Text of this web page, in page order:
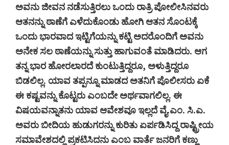
ಅವನು ಜೀವನ ನಡೆಸುತ್ತಿರಲು ಒಂದು ರಾತ್ರಿ ಪೋಲೀಸಿನವರು
ಆತನನ್ನು ಠಾಣೆಗೆ ಎಳೆದುಕೊಂಡು ಹೋಗಿ ಆತನ ಸೊಂಟಕ್ಕೆ
ಒಂದು ಭಾರವಾದ ಇಟ್ಟಿಗೆಯನ್ನು ಕಟ್ಟಿ ಅದರೊಂದಿಗೆ ಅವನು
ಅನೇಕ ಸಲ ಠಾಣೆಯನ್ನು ಸುತ್ತು ಹಾಗುವಂತೆ ಮಾಡಿದರು. ಆಗ
ತನ್ನ ಭಾರ ಹೋರಲಾರದೆ ಕುಂಟುತ್ತಿದ್ದರೂ, ಅಳುತ್ತಿದ್ದರೂ
ಬಿಡಲಿಲ್ಲ. ಯಾವ ತಪ್ಪನ್ನೂ ಮಾಡದ ಅತನಿಗೆ ಪೊಲೀಸರು ಏಕೆ
ಈ ಕಷ್ಟವನ್ನು ಕೊಟ್ಟರು ಎಂಬದೇ ಅರ್ಥವಾಗಲಿಲ್ಲ. ಈ
ವಿಷಯವನ್ನಾತನು ಯಾವ ಆವೇಶವೂ ಇಲ್ಲದೆ ವೈ.ಎಂ. ಸಿ.ಎ.
ಅವರು ಬೀದಿಯ ಹುಡುಗರನ್ನು ಕುರಿತು ಏರ್ಪಡಿಸಿದ್ದ ರಾಷ್ಟ್ರೀಯ
ಸಮಾವೇಶದಲ್ಲಿ ಪ್ರಕಟಿಸಿದನು ಎಂಬ ವಾರ್ತೆ ಜನರಿಗೆ ಕಣ್ಣು